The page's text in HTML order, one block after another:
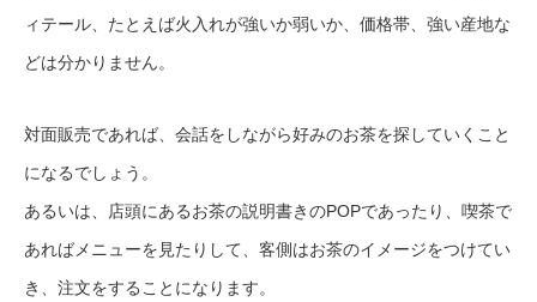
ィテール、たとえば火入れが強いか弱いか、価格帯、強い産地な
どは分かりません。
対面販売であれば、会話をしながら好みのお茶を探していくこと
になるでしょう。
あるいは、店頭にあるお茶の説明書きのPOPであったり、喫茶で
あればメニューを見たりして、客側はお茶のイメージをつけてい
き、注文をすることになります。